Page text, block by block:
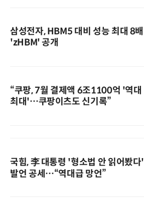
삼성전자, HBM5 대비 성능 최대 8배
'zHBM' 공개
“쿠팡, 7월 결제액 6조1100억 '역대
최대'…쿠팡이츠도 신기록”
국힘, 李 대통령 '형소법 안 읽어봤다'
발언 공세…“역대급 망언”